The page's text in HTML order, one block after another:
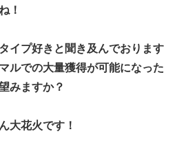
！
イプ好きと聞き及んでおります
ルでの大量獲得が可能になった
みますか？
大花火です！